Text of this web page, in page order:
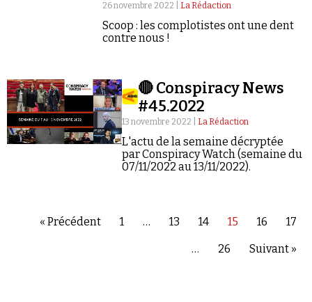
26 novembre 2022 | La Rédaction
Scoop : les complotistes ont une dent
contre nous !
🔴 Conspiracy News
#45.2022
13 novembre 2022 | La Rédaction
L'actu de la semaine décryptée
par Conspiracy Watch (semaine du
07/11/2022 au 13/11/2022).
« Précédent 1 … 13 14 15 16 17
… 26 Suivant »